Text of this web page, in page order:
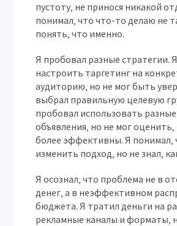
пустоту‚ не принося никакой
понимал‚ что что-то делаю не
понять‚ что именно.
Я пробовал разные стратегии.
настроить таргетинг на
аудиторию‚ но не мог быть
выбрал правильную целевую
пробовал использовать
объявления‚ но не мог оценить‚
более эффективны. Я понимал‚
изменить подход‚ но не знал‚
Я осознал‚ что проблема не в
денег‚ а в неэффективном
бюджета. Я тратил деньги на
рекламные каналы и форматы‚